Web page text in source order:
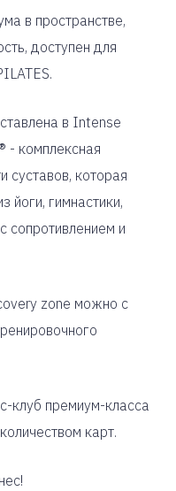
в пространстве,
доступен для
в Intense
- комплексная
суставов, которая
йоги, гимнастики,
сопротивлением и
zone можно с
клуб премиум-класса
карт.